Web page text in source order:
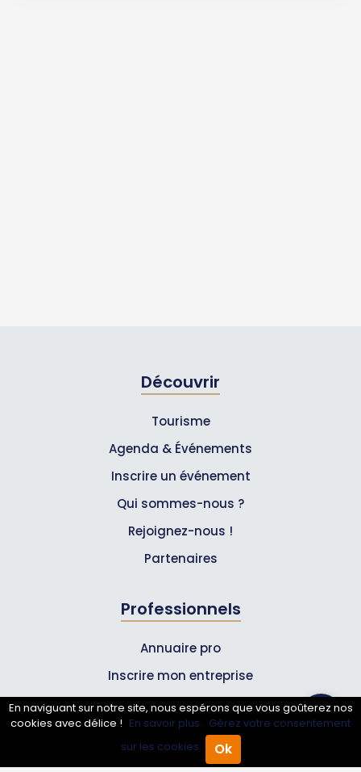
Annuaire Pro Agenda
Découvrir
Tourisme
Agenda & Événements
Inscrire un événement
Qui sommes-nous ?
Rejoignez-nous !
Partenaires
Professionnels
Annuaire pro
Inscrire mon entreprise
Les Abonnements Pros
Infos
En naviguant sur notre site, nous espérons que vous goûterez nos
cookies avec délice ! En savoir plus. Gérez votre consentement
sur les cookies.
Ok